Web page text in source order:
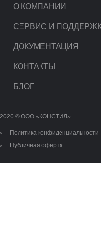
О КОМПАНИИ
СЕРВИС И
ДОКУМЕНТАЦИЯ
КОНТАКТЫ
БЛОГ
2026 © OOO «КОНСТИЛ»
Политика конфиденциальности
Публичная оферта